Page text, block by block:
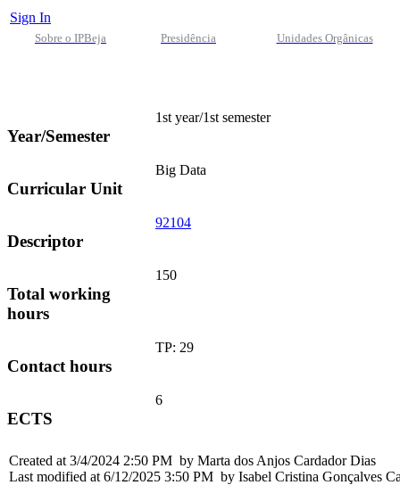
Sign In
Sobre o IPBeja Presidência Unidades Orgânicas
Year/Semester
1st year/1st semester
Curricular Unit
Big Data
Descriptor
92104
Total working
hours
150
Contact hours
TP: 29
ECTS
6
Created at 3/4/2024 2:50 PM by Marta dos Anjos Cardador Dias
Last modified at 6/12/2025 3:50 PM by Isabel Cristina Gonçalves